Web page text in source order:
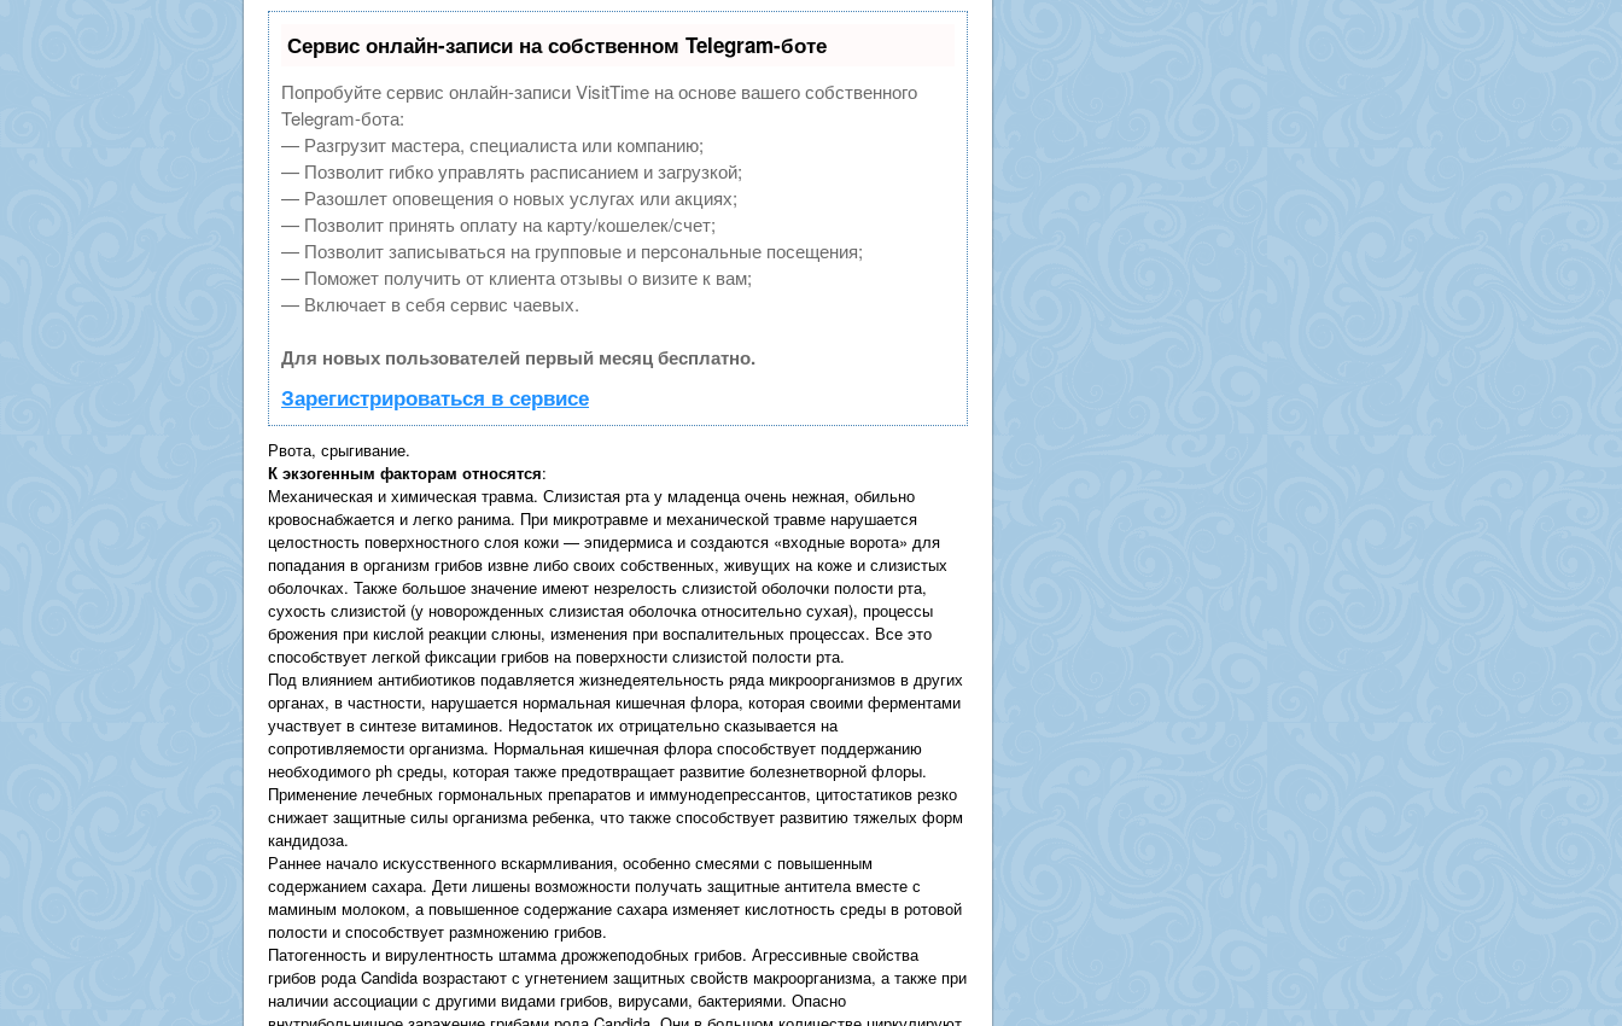
Сервис онлайн-записи на собственном Telegram-боте
Попробуйте сервис онлайн-записи VisitTime на основе вашего собственного
Telegram-бота:
— Разгрузит мастера, специалиста или компанию;
— Позволит гибко управлять расписанием и загрузкой;
— Разошлет оповещения о новых услугах или акциях;
— Позволит принять оплату на карту/кошелек/счет;
— Позволит записываться на групповые и персональные посещения;
— Поможет получить от клиента отзывы о визите к вам;
— Включает в себя сервис чаевых.
Для новых пользователей первый месяц бесплатно.
Зарегистрироваться в сервисе
Рвота, срыгивание.
К экзогенным факторам относятся:
Механическая и химическая травма. Слизистая рта у младенца очень нежная, обильно
кровоснабжается и легко ранима. При микротравме и механической травме нарушается
целостность поверхностного слоя кожи — эпидермиса и создаются «входные ворота» для
попадания в организм грибов извне либо своих собственных, живущих на коже и слизистых
оболочках. Также большое значение имеют незрелость слизистой оболочки полости рта,
сухость слизистой (у новорожденных слизистая оболочка относительно сухая), процессы
брожения при кислой реакции слюны, изменения при воспалительных процессах. Все это
способствует легкой фиксации грибов на поверхности слизистой полости рта.
Под влиянием антибиотиков подавляется жизнедеятельность ряда микроорганизмов в других
органах, в частности, нарушается нормальная кишечная флора, которая своими ферментами
участвует в синтезе витаминов. Недостаток их отрицательно сказывается на
сопротивляемости организма. Нормальная кишечная флора способствует поддержанию
необходимого рh среды, которая также предотвращает развитие болезнетворной флоры.
Применение лечебных гормональных препаратов и иммунодепрессантов, цитостатиков резко
снижает защитные силы организма ребенка, что также способствует развитию тяжелых форм
кандидоза.
Раннее начало искусственного вскармливания, особенно смесями с повышенным
содержанием сахара. Дети лишены возможности получать защитные антитела вместе с
маминым молоком, а повышенное содержание сахара изменяет кислотность среды в ротовой
полости и способствует размножению грибов.
Патогенность и вирулентность штамма дрожжеподобных грибов. Агрессивные свойства
грибов рода Candida возрастают с угнетением защитных свойств макроорганизма, а также при
наличии ассоциации с другими видами грибов, вирусами, бактериями. Опасно